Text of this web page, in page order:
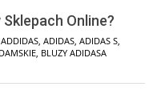
Online?
ADDIDAS, ADIDAS, ADIDAS S,
, BLUZY ADIDASA